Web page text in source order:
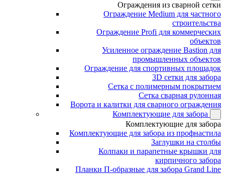
Ограждения из сварной сетки
Ограждение Medium для частного
строительства
Ограждение Profi для коммерческих
объектов
Усиленное ограждение Bastion для
промышленных объектов
Ограждение для спортивных площадок
3D сетки для забора
Сетка с полимерным покрытием
Сетка сварная рулонная
Ворота и калитки для сварного ограждения
Комплектующие для забора
Комплектующие для забора
Комплектующие для забора из профнастила
Заглушки на столбы
Колпаки и парапетные крышки для
кирпичного забора
Планки П-образные для забора Grand Line